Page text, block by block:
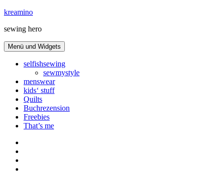
Zum
springen
kreamino
sewing hero
Menü und Widgets
selfishsewing
sewmystyle
menswear
kids‘ stuff
Quilts
Buchrezension
Freebies
That’s me